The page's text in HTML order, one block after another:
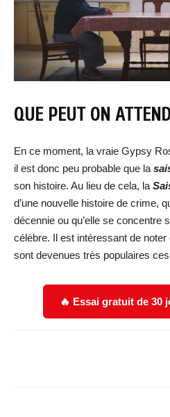
QUE PEUT ON
En ce moment, la vraie Gypsy
il est donc peu probable que la
son histoire. Au lieu de cela, la
d’une nouvelle histoire de crime,
décennie ou qu’elle se concentre
célèbre. Il est intéressant de noter
sont devenues très populaires
🔥 Essai gratuit de 30